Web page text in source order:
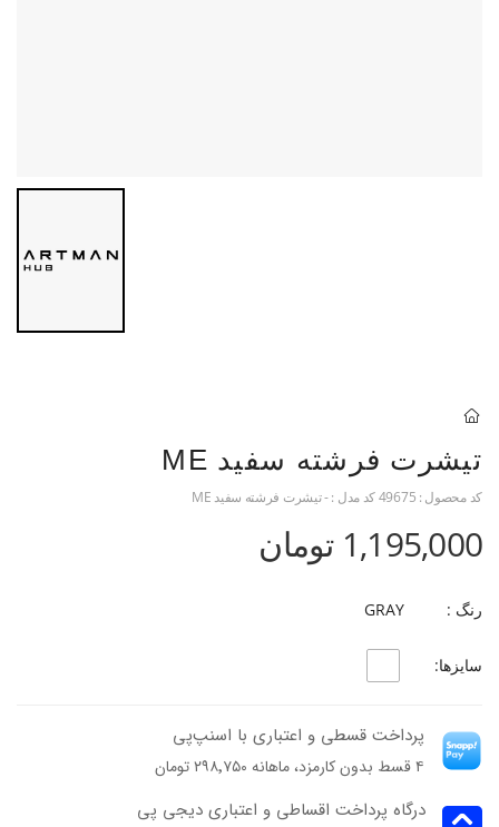
تیشرت فرشته سفید ME
کد محصول : 49675کد مدل :- تیشرت فرشته سفید ME
1,195,000 تومان
رنگ : GRAY
سایزها:
پرداخت قسطی و اعتباری با اسنپ‌پی
۴ قسط بدون کارمزد، ماهانه ۲۹۸٬۷۵۰ تومان
درگاه پرداخت اقساطی و اعتباری دیجی پی